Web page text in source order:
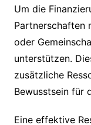
Um die
Partnerschaften
oder
unterstützen.
zusätzliche
Bewusstsein für
Eine effektive